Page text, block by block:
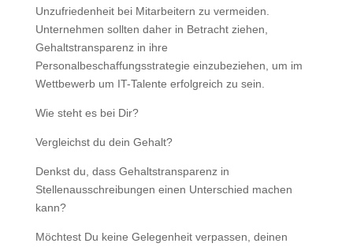
Unzufriedenheit bei Mitarbeitern zu vermeiden.
Unternehmen sollten daher in Betracht ziehen,
Gehaltstransparenz in ihre
Personalbeschaffungsstrategie einzubeziehen, um im
Wettbewerb um IT-Talente erfolgreich zu sein.
Wie steht es bei Dir?
Vergleichst du dein Gehalt?
Denkst du, dass Gehaltstransparenz in
Stellenausschreibungen einen Unterschied machen
kann?
Möchtest Du keine Gelegenheit verpassen, deinen